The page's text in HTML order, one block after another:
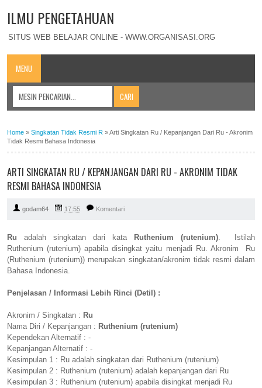
ILMU PENGETAHUAN
SITUS WEB BELAJAR ONLINE - WWW.ORGANISASI.ORG
MENU
Home » Singkatan Tidak Resmi R »Arti Singkatan Ru / Kepanjangan Dari Ru - Akronim
Tidak Resmi Bahasa Indonesia
ARTI SINGKATAN RU / KEPANJANGAN DARI RU - AKRONIM TIDAK
RESMI BAHASA INDONESIA
godam64 17:55 Komentari
Ru adalah singkatan dari kata Ruthenium (rutenium). Istilah
Ruthenium (rutenium) apabila disingkat yaitu menjadi Ru. Akronim Ru
(Ruthenium (rutenium)) merupakan singkatan/akronim tidak resmi dalam
Bahasa Indonesia.
Penjelasan / Informasi Lebih Rinci (Detil) :
Akronim / Singkatan : Ru
Nama Diri / Kepanjangan : Ruthenium (rutenium)
Kependekan Alternatif : -
Kepanjangan Alternatif : -
Kesimpulan 1 : Ru adalah singkatan dari Ruthenium (rutenium)
Kesimpulan 2 : Ruthenium (rutenium) adalah kepanjangan dari Ru
Kesimpulan 3 : Ruthenium (rutenium) apabila disingkat menjadi Ru